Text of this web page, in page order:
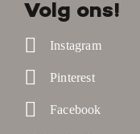
Volg ons!
Instagram
Pinterest
Facebook